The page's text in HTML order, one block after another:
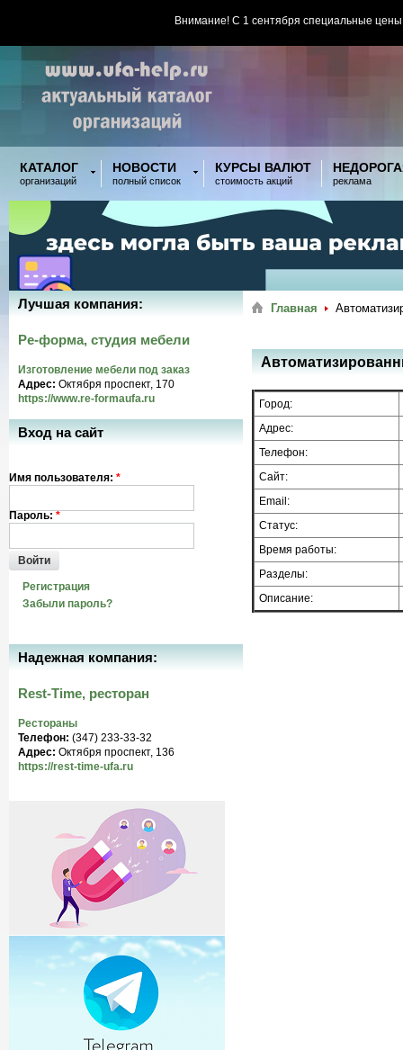
Внимание! С 1 сентября специальные
КАТАЛОГ
организаций
НОВОСТИ
полный список
КУРСЫ ВАЛЮТ
стоимость акций реклама
Главная
Город:
Адрес:
Телефон:
Сайт:
Email:
Статус:
Время работы:
Разделы:
Описание:
Лучшая компания:
Ре-форма, студия мебели
Изготовление мебели под заказ
Адрес: Октября проспект, 170
https://www.re-formaufa.ru
Вход на сайт
Имя пользователя: *
Пароль: *
Войти
Регистрация
Забыли пароль?
Надежная компания:
Rest-Time, ресторан
Рестораны
Телефон: (347) 233-33-32
Адрес: Октября проспект, 136
https://rest-time-ufa.ru